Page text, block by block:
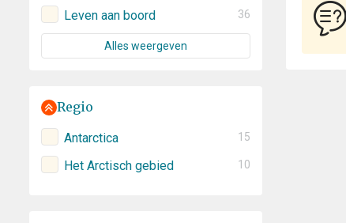
Leven aan boord 36
Alles weergeven
Regio
Antarctica 15
Het Arctisch gebied 10